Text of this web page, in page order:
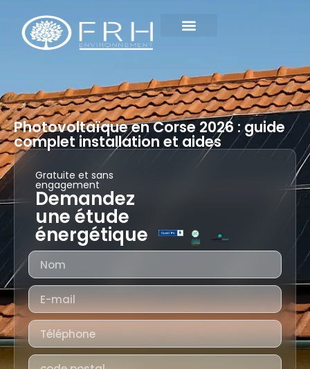
Photovoltaïque en Corse 2026 : guide
complet installation et aides
Gratuite et sans
engagement
Demandez
une étude
énergétique